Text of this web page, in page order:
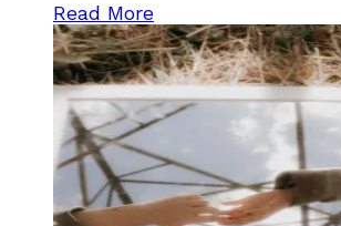
neden güldüğünüzün ve hatta
güldüğünüzün bile ileride
kazanabileceği hissi oluştu.
gidiyorsun, sahnede biri
toplumu, kendisini, bizi
ise gösteri, sanat sayfasından
muhabirlerinin
Read More